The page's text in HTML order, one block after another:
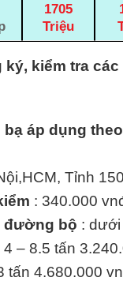
1705
Triệu
ký, kiểm tra
áp dụng
Tỉnh
: 340.000
đường bộ : dưới
– 8.5 tấn
tấn 4.680.000